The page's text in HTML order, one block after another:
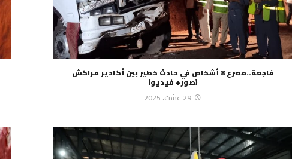
فاجعة..مصرع 8 أشخاص في حادث خطير بين أكادير مراكش
(صور+ فيديو)
29 غشت، 2025